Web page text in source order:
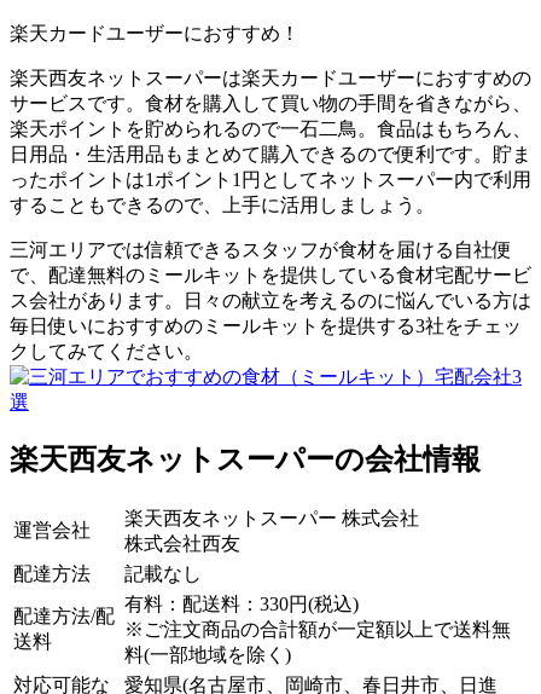
楽天カードユーザーにおすすめ！
楽天西友ネットスーパーは楽天カードユーザーにおすすめの
サービスです。 食材を購入して買い物の手間を省きながら、
楽天ポイントを貯められるので一石二鳥。食品はもちろん、
日用品・生活用品もまとめて購入できるので便利です。貯ま
ったポイントは1ポイント1円としてネットスーパー内で利用
することもできるので、上手に活用しましょう。
三河エリアでは信頼できるスタッフが食材を届ける自社便
で、配達無料のミールキットを提供している食材宅配サービ
ス会社があります。日々の献立を考えるのに悩んでいる方は
毎日使いにおすすめのミールキットを提供する3社をチェッ
クしてみてください。
楽天西友ネットスーパーの会社情報
運営会社
楽天西友ネットスーパー 株式会社
株式会社西友
配達方法
記載なし
配達方法/配
送料
有料：配送料：330円(税込)
※ご注文商品の合計額が一定額以上で送料無
料(一部地域を除く)
対応可能な
愛知県(名古屋市、岡崎市、春日井市、日進